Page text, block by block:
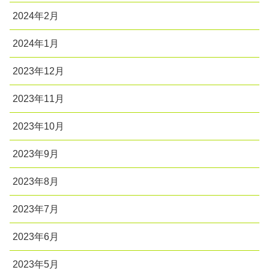
2024年2月
2024年1月
2023年12月
2023年11月
2023年10月
2023年9月
2023年8月
2023年7月
2023年6月
2023年5月